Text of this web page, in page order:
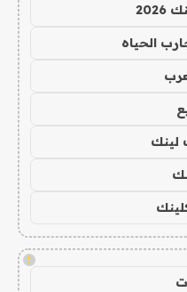
الحياه
لينك
!